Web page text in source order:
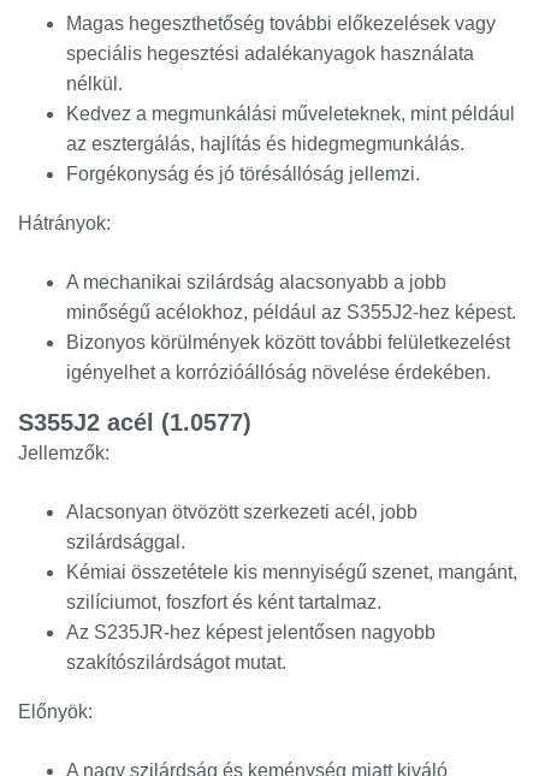
Magas hegeszthetőség további előkezelések vagy
speciális hegesztési adalékanyagok használata
nélkül.
Kedvez a megmunkálási műveleteknek, mint például
az esztergálás, hajlítás és hidegmegmunkálás.
Forgékonyság és jó törésállóság jellemzi.
Hátrányok:
A mechanikai szilárdság alacsonyabb a jobb
minőségű acélokhoz, például az S355J2-hez képest.
Bizonyos körülmények között további felületkezelést
igényelhet a korrózióállóság növelése érdekében.
S355J2 acél (1.0577)
Jellemzők:
Alacsonyan ötvözött szerkezeti acél, jobb
szilárdsággal.
Kémiai összetétele kis mennyiségű szenet, mangánt,
szilíciumot, foszfort és ként tartalmaz.
Az S235JR-hez képest jelentősen nagyobb
szakítószilárdságot mutat.
Előnyök:
A nagy szilárdság és keménység miatt kiváló